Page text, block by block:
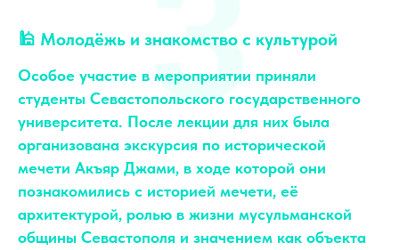
🕌 Молодёжь и знакомство с культурой
Особое участие в мероприятии приняли
студенты Севастопольского государственного
университета. После лекции для них была
организована экскурсия по исторической
мечети Акъяр Джами, в ходе которой они
познакомились с историей мечети, её
архитектурой, ролью в жизни мусульманской
общины Севастополя и значением как объекта